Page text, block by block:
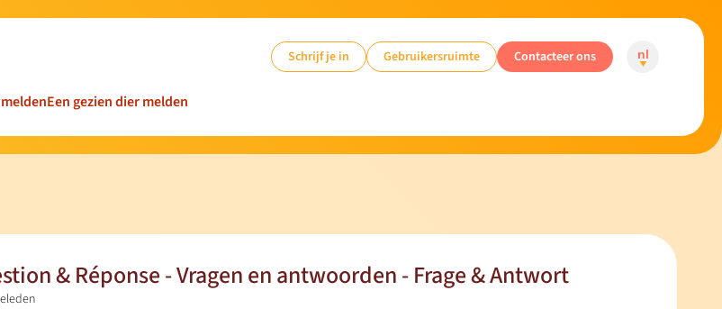
Een gezien dier melden
Schrijf je in Gebruikersruimte Contacteer ons nl
& Réponse - Vragen en antwoorden - Frage & Antwort